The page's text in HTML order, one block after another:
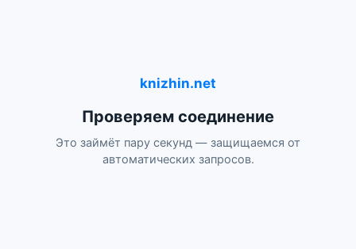
knizhin.net
Проверяем соединение
Это займёт пару секунд — защищаемся от
автоматических запросов.